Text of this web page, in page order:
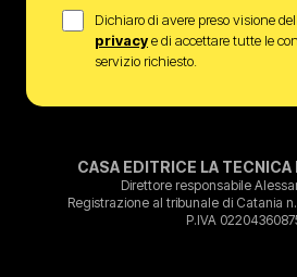
Dichiaro di avere preso visione
privacye di accettare tutte le
servizio richiesto.
CASA EDITRICE LA TECNICA
Direttore responsabile
Registrazione al tribunale di Catania
P.IVA